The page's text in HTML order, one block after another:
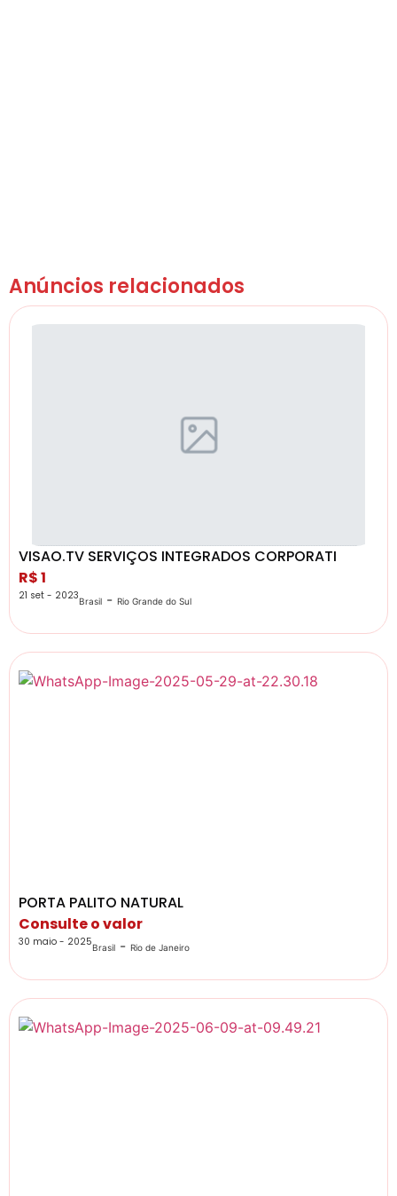
Anúncios relacionados
VISAO.TV SERVIÇOS INTEGRADOS CORPORATI
R$ 1
21 set - 2023Brasil - Rio Grande do Sul
PORTA PALITO NATURAL
Consulte o valor
30 maio - 2025Brasil - Rio de Janeiro